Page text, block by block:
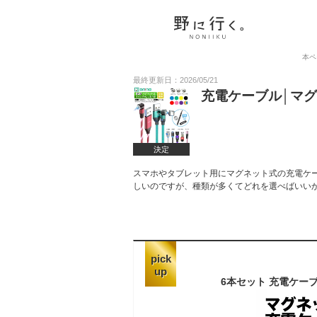
本
最終更新日：2026/05/21
決定
充電ケーブル│マ
スマホやタブレット用にマグネット式の充電
しいのですが、種類が多くてどれを選べばい
pick
up